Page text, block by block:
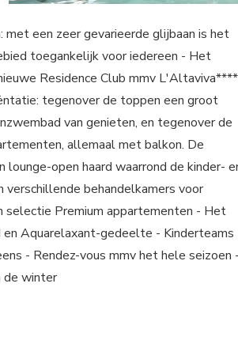
een zeer gevarieerde glijbaan is het
toegankelijk voor iedereen - Het
Residence Club mmv L'Altaviva****
tegenover de toppen een groot
van genieten, en tegenover de
allemaal met balkon. De
open haard waarrond de kinder-
behandelkamers voor
selectie Premium appartementen - Het
Aquarelaxant-gedeelte - Kinderteams
- Rendez-vous mmv het hele seizoen
de winter